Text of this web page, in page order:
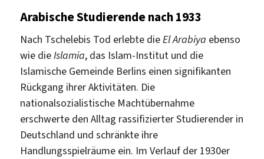
Arabische Studierende nach 1933
Nach Tschelebis Tod erlebte dieEl Arabiya ebenso
wie dieIslamia, das Islam-Institut und die
Islamische Gemeinde Berlins einen signifikanten
Rückgang ihrer Aktivitäten. Die
nationalsozialistische Machtübernahme
erschwerte den Alltag rassifizierter Studierender in
Deutschland und schränkte ihre
Handlungsspielräume ein. Im Verlauf der 1930er